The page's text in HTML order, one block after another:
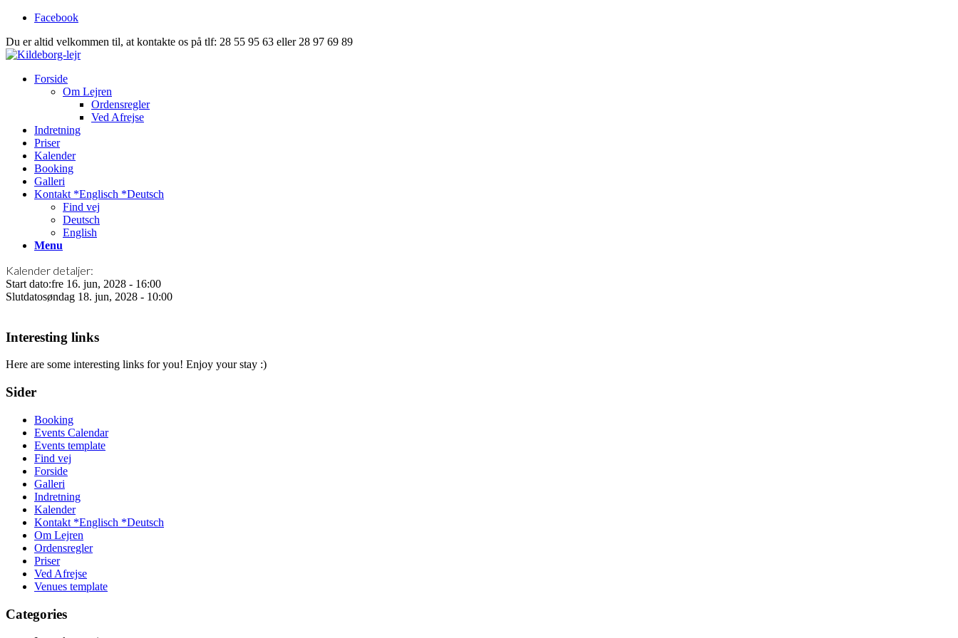
Facebook
Du er altid velkommen til, at kontakte os på tlf: 28 55 95 63 eller 28 97 69 89
Forside
Om Lejren
Ordensregler
Ved Afrejse
Indretning
Priser
Kalender
Booking
Galleri
Kontakt *Englisch *Deutsch
Find vej
Deutsch
English
Menu
Kalender detaljer:
Start dato:fre 16. jun, 2028 - 16:00
Slutdatosøndag 18. jun, 2028 - 10:00
Interesting links
Here are some interesting links for you! Enjoy your stay :)
Sider
Booking
Events Calendar
Events template
Find vej
Forside
Galleri
Indretning
Kalender
Kontakt *Englisch *Deutsch
Om Lejren
Ordensregler
Priser
Ved Afrejse
Venues template
Categories